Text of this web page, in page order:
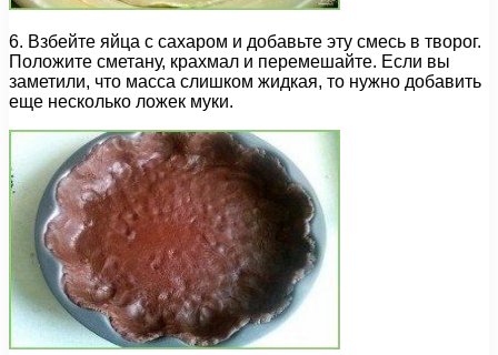
6. Взбейте яйца с сахаром и добавьте эту смесь в творог.
Положите сметану, крахмал и перемешайте. Если вы
заметили, что масса слишком жидкая, то нужно добавить
еще несколько ложек муки.